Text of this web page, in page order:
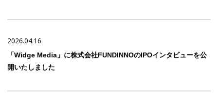
2026.04.16
「Widge Media」に株式会社FUNDINNOのIPOインタビューを公
開いたしました